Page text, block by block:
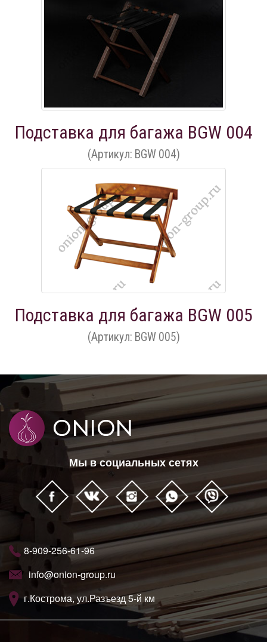
Подставка для багажа BGW 004
(Артикул: BGW 004)
Подставка для багажа BGW 005
(Артикул: BGW 005)
Мы в социальных сетях
8-909-256-61-96
info@onion-group.ru
г.Кострома, ул.Разъезд 5-й км